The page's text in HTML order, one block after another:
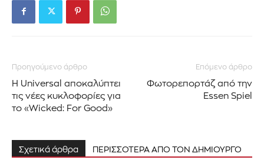
PetshopMarket.gr και
Προηγούμενο άρθρο
Η Universal αποκαλύπτει
τις νέες κυκλοφορίες για
το «Wicked: For Good»
Επόμενο άρθρο
Φωτορεπορτάζ από την
Essen Spiel
Σχετικά άρθρα ΠΕΡΙΣΣΟΤΕΡΑ ΑΠΟ ΤΟΝ ΔΗΜΙΟΥΡΓΟ